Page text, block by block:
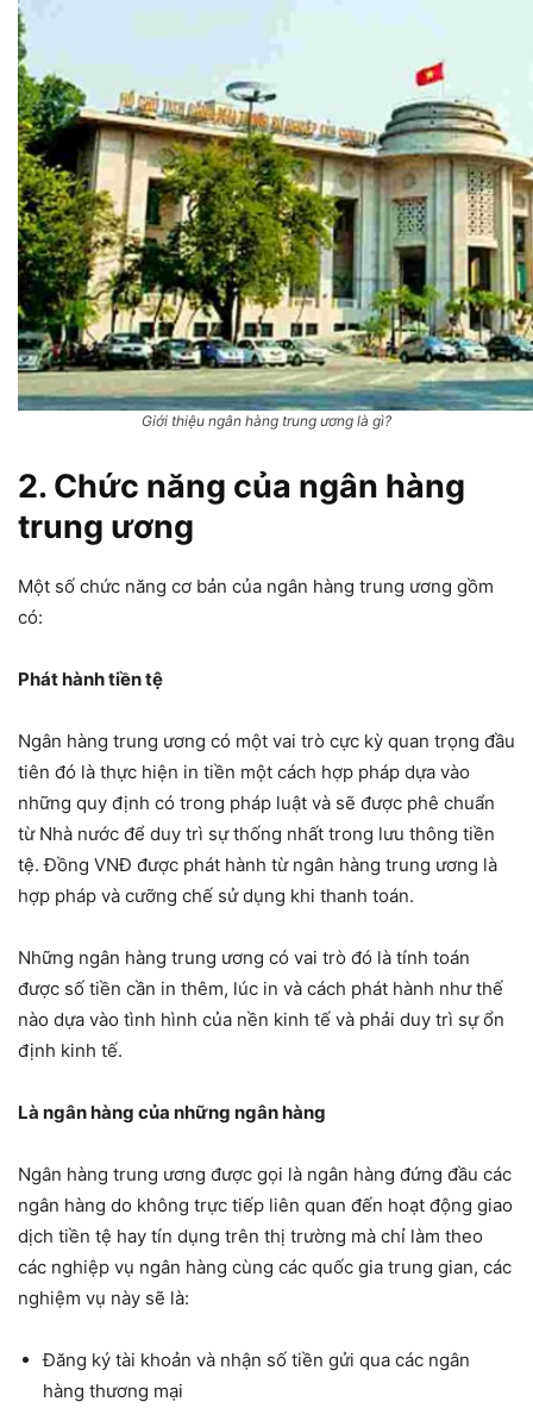
Giới thiệu ngân hàng trung ương là gì?
2. Chức năng của ngân hàng
trung ương
Một số chức năng cơ bản của ngân hàng trung ương gồm
có:
Phát hành tiền tệ
Ngân hàng trung ương có một vai trò cực kỳ quan trọng đầu
tiên đó là thực hiện in tiền một cách hợp pháp dựa vào
những quy định có trong pháp luật và sẽ được phê chuẩn
từ Nhà nước để duy trì sự thống nhất trong lưu thông tiền
tệ. Đồng VNĐ được phát hành từ ngân hàng trung ương là
hợp pháp và cưỡng chế sử dụng khi thanh toán.
Những ngân hàng trung ương có vai trò đó là tính toán
được số tiền cần in thêm, lúc in và cách phát hành như thế
nào dựa vào tình hình của nền kinh tế và phải duy trì sự ổn
định kinh tế.
Là ngân hàng của những ngân hàng
Ngân hàng trung ương được gọi là ngân hàng đứng đầu các
ngân hàng do không trực tiếp liên quan đến hoạt động giao
dịch tiền tệ hay tín dụng trên thị trường mà chỉ làm theo
các nghiệp vụ ngân hàng cùng các quốc gia trung gian, các
nghiệm vụ này sẽ là:
Đăng ký tài khoản và nhận số tiền gửi qua các ngân
hàng thương mại